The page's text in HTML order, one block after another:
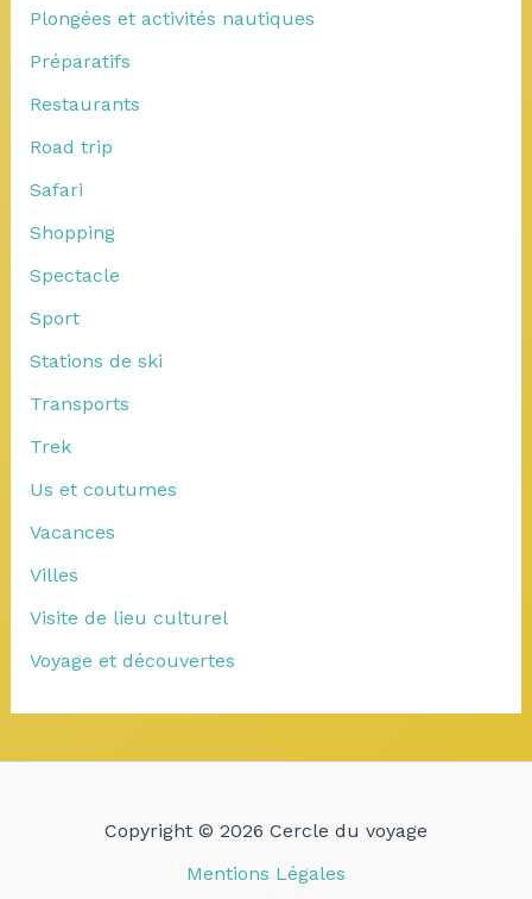
Plongées et activités nautiques
Préparatifs
Restaurants
Road trip
Safari
Shopping
Spectacle
Sport
Stations de ski
Transports
Trek
Us et coutumes
Vacances
Villes
Visite de lieu culturel
Voyage et découvertes
Copyright © 2026 Cercle du voyage
Mentions Légales